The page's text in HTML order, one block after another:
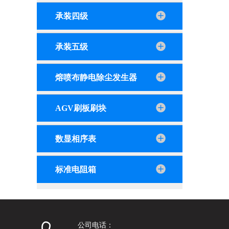
承装四级
承装五级
熔喷布静电除尘发生器
AGV刷板刷块
数显相序表
标准电阻箱
公司电话：